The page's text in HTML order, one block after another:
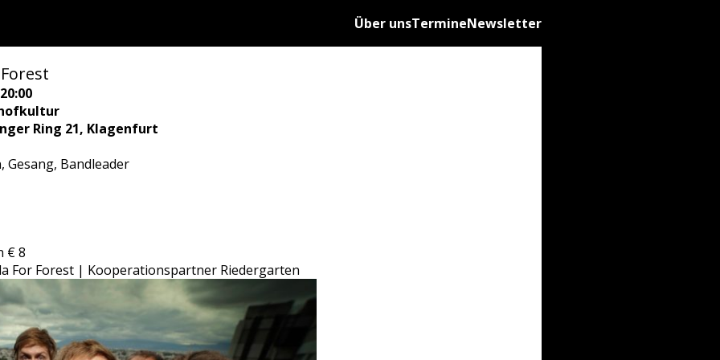
Über unsTermineNewsletter
Ring 21, Klagenfurt
Gesang, Bandleader
€ 8
For Forest | Kooperationspartner Riedergarten